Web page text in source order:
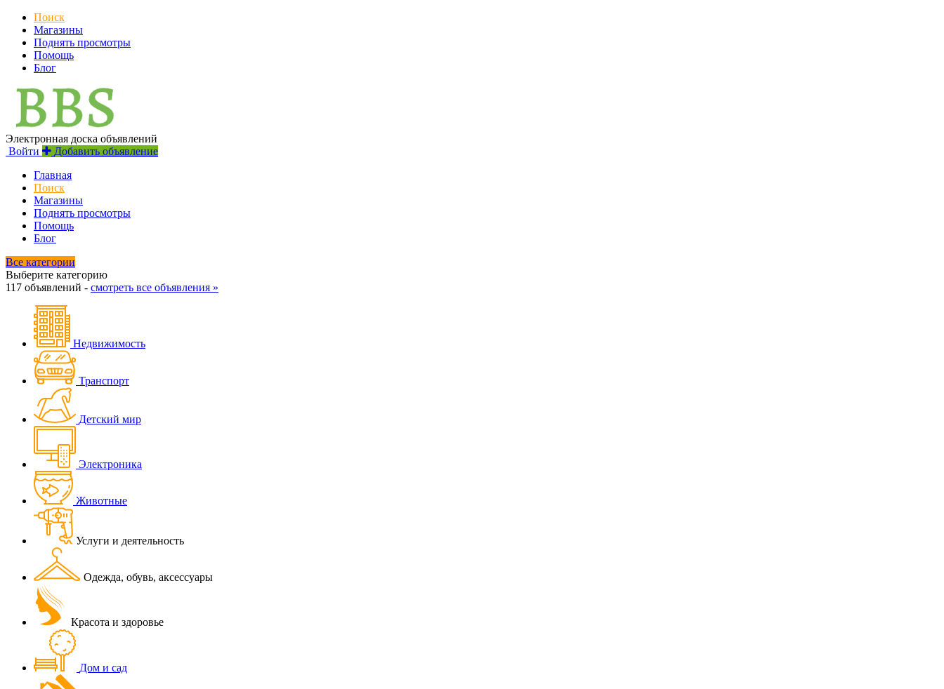
Поиск
Магазины
Поднять просмотры
Помощь
Блог
Электронная доска объявлений
Войти
Добавить объявление
Главная
Поиск
Магазины
Поднять просмотры
Помощь
Блог
Все категории
Выберите категорию
117 объявлений - смотреть все объявления »
Недвижимость
Транспорт
Детский мир
Электроника
Животные
Услуги и деятельность
Одежда, обувь, аксессуары
Красота и здоровье
Дом и сад